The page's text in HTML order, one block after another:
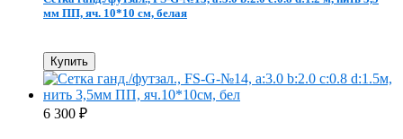
мм ПП, яч. 10*10 см, белая
Купить
6 300 ₽